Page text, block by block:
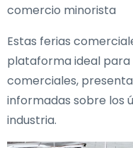
comercio minorista
Estas ferias
plataforma ideal
comerciales,
informadas sobre los
industria.